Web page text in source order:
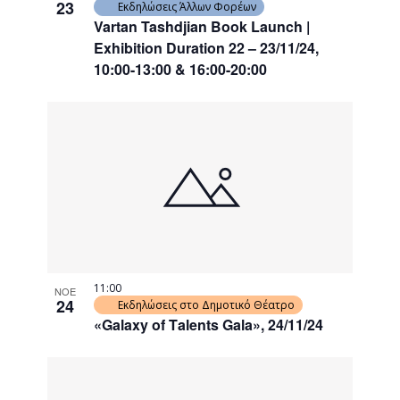
23
Vartan Tashdjian Book Launch |
Exhibition Duration 22 – 23/11/24,
10:00-13:00 & 16:00-20:00
Εκδηλώσεις Άλλων Φορέων
ΝΟΕ
24
«Galaxy of Τalents Gala», 24/11/24
11:00
Εκδηλώσεις στο Δημοτικό Θέατρο